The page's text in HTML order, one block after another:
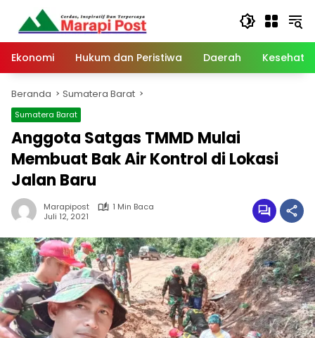
Langsung
konten
Ekonomi
Hukum dan Peristiwa Daerah
Beranda Sumatera Barat
Sumatera Barat
Anggota Satgas TMMD Mulai
Membuat Bak Air Kontrol di Lokasi
Jalan Baru
Marapipost
1 Min Baca
Juli 12, 2021